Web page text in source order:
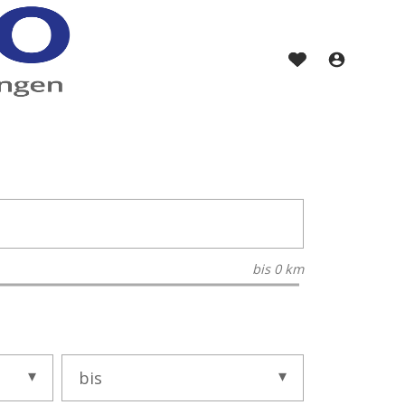
bis 0 km
bis